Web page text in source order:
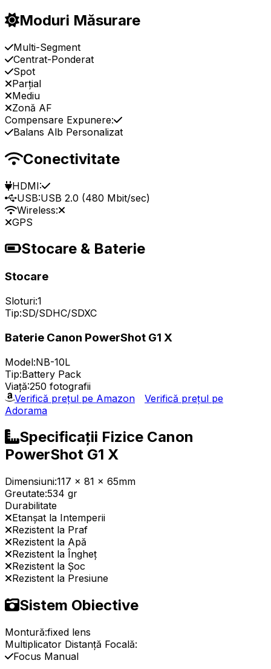
Moduri Măsurare
Multi-Segment
Centrat-Ponderat
Spot
Parțial
Mediu
Zonă AF
Compensare Expunere:
Balans Alb Personalizat
Conectivitate
HDMI:
USB:USB 2.0 (480 Mbit/sec)
Wireless:
GPS
Stocare & Baterie
Stocare
Sloturi:1
Tip:SD/SDHC/SDXC
Baterie Canon PowerShot G1 X
Model:NB-10L
Tip:Battery Pack
Viață:250 fotografii
Verifică prețul pe Amazon
Verifică prețul pe
Adorama
Specificații Fizice Canon
PowerShot G1 X
Dimensiuni:117 x 81 x 65mm
Greutate:534 gr
Durabilitate
Etanșat la Intemperii
Rezistent la Praf
Rezistent la Apă
Rezistent la Îngheț
Rezistent la Șoc
Rezistent la Presiune
Sistem Obiective
Montură:fixed lens
Multiplicator Distanță Focală:
Focus Manual